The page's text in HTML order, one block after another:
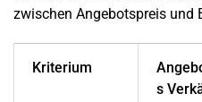
zwischen Angebotspreis und
Kriterium
s